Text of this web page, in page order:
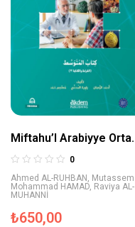
Miftahu’l Arabiyye Orta
Seviye (Okuma ve
Yazma)
0
Ahmed AL-RUHBAN Mutassem
Mohammad HAMAD Raviya AL-
MUHANNİ
₺650,00